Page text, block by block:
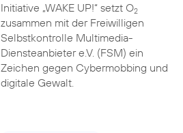
Initiative „WAKE UP!“ setzt O2
zusammen mit der Freiwilligen
Selbstkontrolle Multimedia-
Diensteanbieter e.V. (FSM) ein
Zeichen gegen Cybermobbing und
digitale Gewalt.